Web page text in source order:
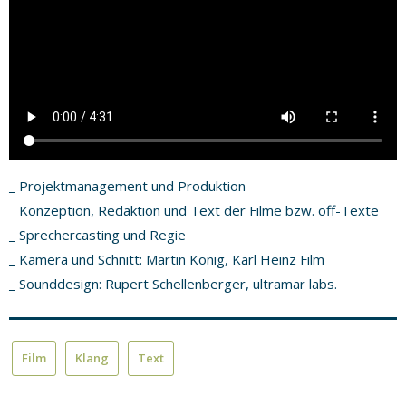
_ Projektmanagement und Produktion
_ Konzeption, Redaktion und Text der Filme bzw. off-Texte
_ Sprechercasting und Regie
_ Kamera und Schnitt: Martin König, Karl Heinz Film
_ Sounddesign: Rupert Schellenberger, ultramar labs.
Film Klang Text